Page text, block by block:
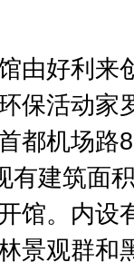
好利来
保活动家
都机场路
有建筑面
馆。内设
景观群和